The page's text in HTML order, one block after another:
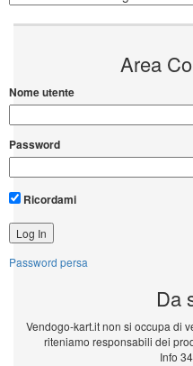
Area
Nome utente
Password
Ricordami
Password persa
Da
Vendogo-kart.it non si occupa di
riteniamo responsabili dei
Info